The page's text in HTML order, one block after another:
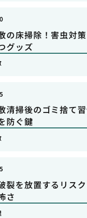
の床掃除！害虫対
グッズ
清掃後のゴミ捨て
防ぐ鍵
裂を放置するリス
さ